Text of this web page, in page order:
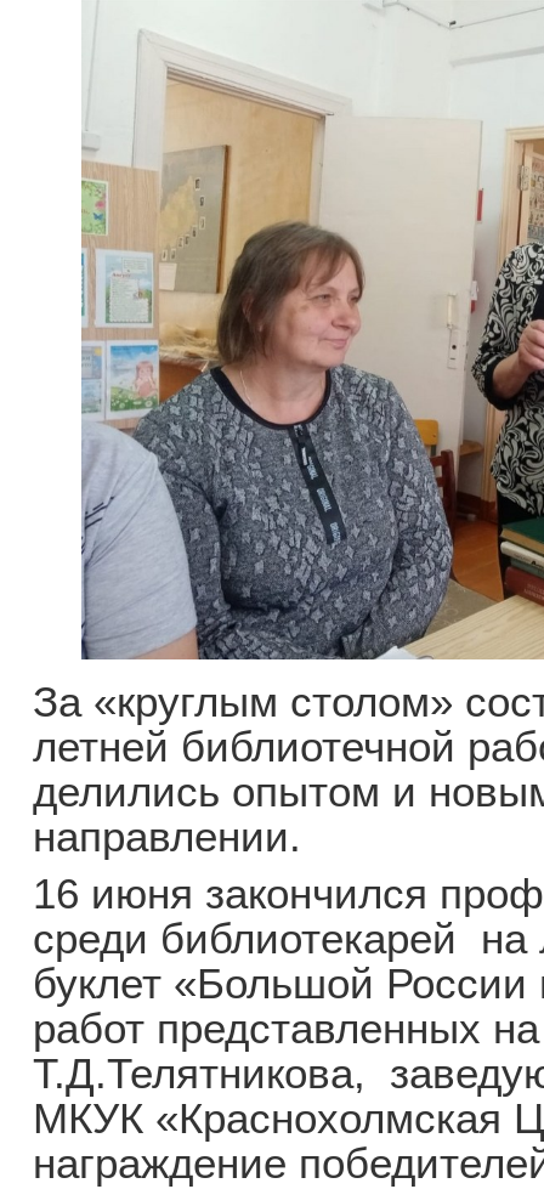
За «круглым столом»
летней библиотечной
делились опытом и
направлении.
16 июня закончился
среди библиотекарей
буклет «Большой
работ представленных
Т.Д.Телятникова,
МКУК «Краснохолмская
награждение